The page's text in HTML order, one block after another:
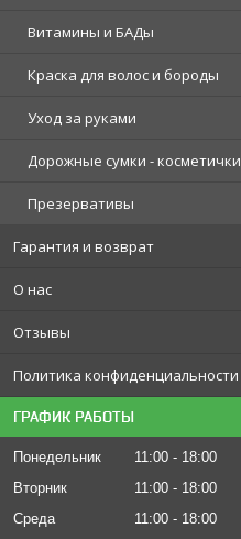
Витамины и БАДы
Краска для волос и бороды
Уход за руками
Дорожные сумки - косметички
Презервативы
Гарантия и возврат
О нас
Отзывы
Политика конфиденциальности
ГРАФИК РАБОТЫ
Понедельник 11:00
18:00
Вторник
11:00
18:00
Среда
11:00
18:00